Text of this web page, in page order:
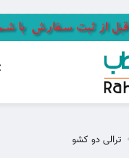
ترالی دو کشو